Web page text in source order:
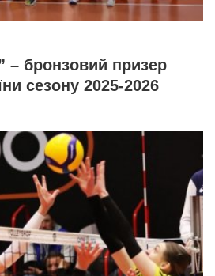
бронзовий призер
сезону 2025-2026